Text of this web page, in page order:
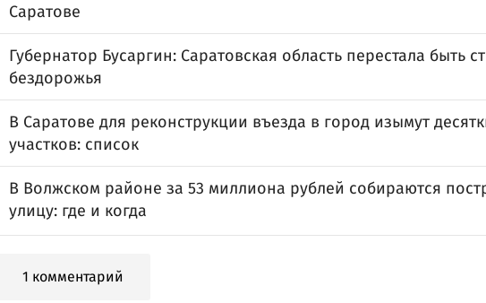
Саратове
Губернатор Бусаргин: Саратовская область перестала быть
бездорожья
В Саратове для реконструкции въезда в город изымут
участков: список
В Волжском районе за 53 миллиона рублей собираются
улицу: где и когда
1 комментарий